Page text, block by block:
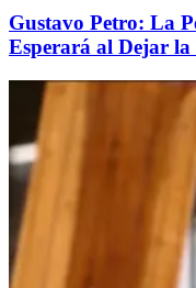
Gustavo Petro: La
Esperará al Dejar la